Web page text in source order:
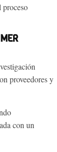
proceso
proveedores y
con un